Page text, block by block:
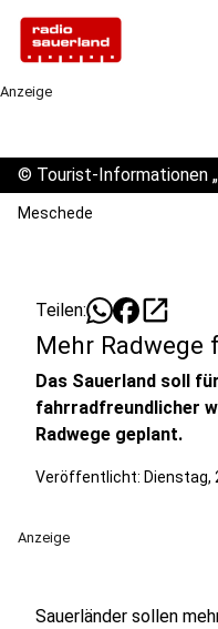
Anzeige
© Tourist-Informationen
Meschede
Teilen: open_in_new
Mehr Radwege
Das Sauerland soll
fahrradfreundlicher
Radwege geplant.
Veröffentlicht: Dienstag,
Anzeige
Sauerländer sollen